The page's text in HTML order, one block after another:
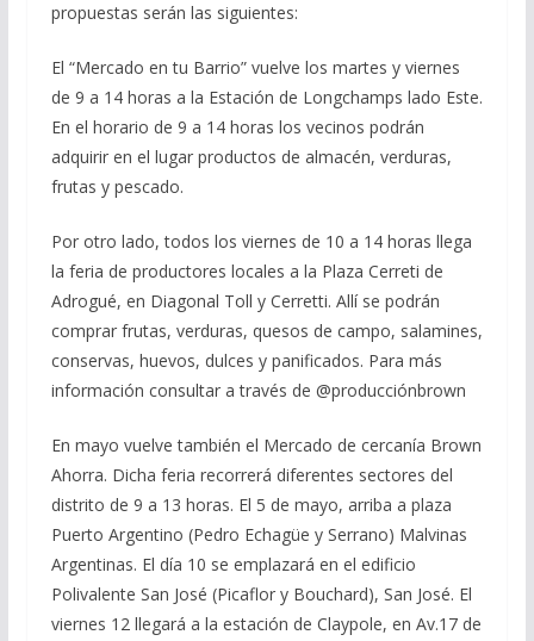
propuestas serán las siguientes:
El “Mercado en tu Barrio” vuelve los martes y viernes
de 9 a 14 horas a la Estación de Longchamps lado Este.
En el horario de 9 a 14 horas los vecinos podrán
adquirir en el lugar productos de almacén, verduras,
frutas y pescado.
Por otro lado, todos los viernes de 10 a 14 horas llega
la feria de productores locales a la Plaza Cerreti de
Adrogué, en Diagonal Toll y Cerretti. Allí se podrán
comprar frutas, verduras, quesos de campo, salamines,
conservas, huevos, dulces y panificados. Para más
información consultar a través de @producciónbrown
En mayo vuelve también el Mercado de cercanía Brown
Ahorra. Dicha feria recorrerá diferentes sectores del
distrito de 9 a 13 horas. El 5 de mayo, arriba a plaza
Puerto Argentino (Pedro Echagüe y Serrano) Malvinas
Argentinas. El día 10 se emplazará en el edificio
Polivalente San José (Picaflor y Bouchard), San José. El
viernes 12 llegará a la estación de Claypole, en Av.17 de